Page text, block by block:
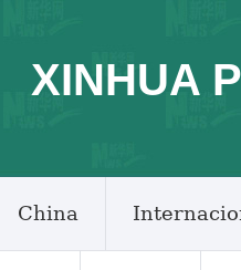
XINHUA
China